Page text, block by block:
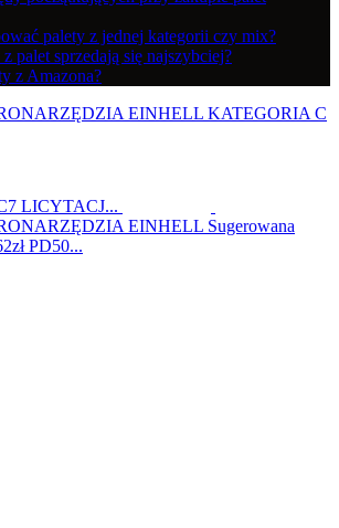
palety z jednej kategorii czy mix?
palet sprzedają się najszybciej?
z Amazona?
EINHELL KATEGORIA C
LICYTACJ...
EINHELL Sugerowana
PD50...